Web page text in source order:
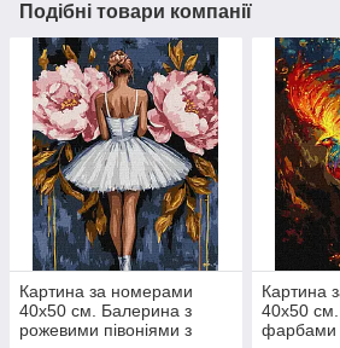
Подібні товари компанії
Картина за номерами
40х50 см. Балерина з
рожевими півоніями з
Картина
40х50
фарбами